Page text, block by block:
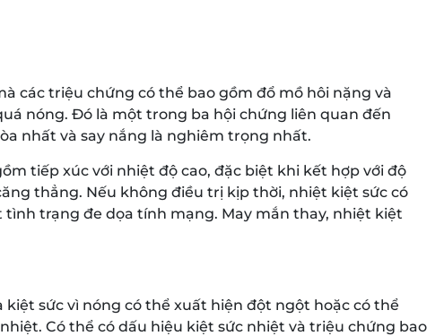
các triệu chứng có thể bao gồm đổ mồ hôi nặng và
nóng. Đó là một trong ba hội chứng liên quan đến
nhất và say nắng là nghiêm trọng nhất.
tiếp xúc với nhiệt độ cao, đặc biệt khi kết hợp với độ
thẳng. Nếu không điều trị kịp thời, nhiệt kiệt sức có
trạng đe dọa tính mạng. May mắn thay, nhiệt kiệt
sức vì nóng có thể xuất hiện đột ngột hoặc có thể
Có thể có dấu hiệu kiệt sức nhiệt và triệu chứng bao